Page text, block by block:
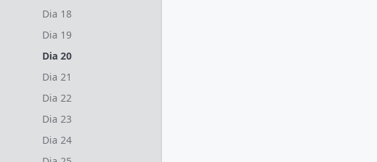
Dia 18
Dia 19
Dia 20
Dia 21
Dia 22
Dia 23
Dia 24